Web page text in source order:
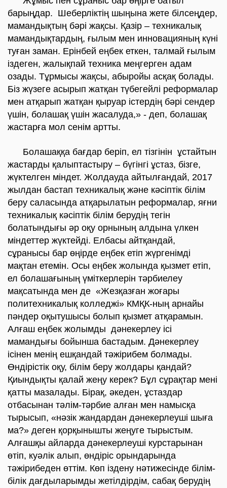
барыңдар. Шеберліктің шыңына жете білсеңдер,
мамандықтың бәрі жақсы. Қазір – техникалық
мамандықтардың, ғылым мен инновацияның күні
туған заман. Ерінбей еңбек еткен, талмай ғылым
іздеген, жалықпай техника меңгерген адам
озады. Тұрмысы жақсы, абыройы асқақ болады.
Біз жүзеге асырып жатқан түбегейлі реформалар
мен атқарып жатқан қыруар істердің бәрі сендер
үшін, болашақ үшін жасалуда,» - деп, болашақ
жастарға мол сенім артты.
Болашаққа бағдар беріп, ел тізгінін ұстайтын
жастарды қалыптастыру – бүгінгі ұстаз, бізге,
жүктелген міндет. Жолдауда айтылғандай, 2017
жылдан бастап техникалық және кәсіптік білім
беру саласында атқарылатын реформалар, яғни
техникалық кәсіптік білім берудің тегін
болатындығы әр оқу орнының алдына үлкен
міндеттер жүктейді. Елбасы айтқандай,
сұранысы бар өңірде еңбек етіп жүргенімді
мақтан етемін. Осы еңбек жолында қызмет етіп,
ел болашағының үміткерлерін тәрбиелеу
мақсатында мен де «Жезқазған жоғары
политехникалық колледжі» КМҚК-ның арнайы
пәндер оқытушысы болып қызмет атқарамын.
Алғаш еңбек жолымды дәнекерлеу ісі
мамандығы бойынша бастадым. Дәнекерлеу
ісінен менің ешқандай тәжірибем болмады.
Өндірістік оқу, білім беру жолдары қандай?
Қиындықты қалай жеңу керек? Бұл сұрақтар мені
қатты мазалады. Бірақ, әкеден, ұстаздар
отбасынан тәлім-тәрбие алған мен намысқа
тырысып, «нәзік жандардан дәнекерлеуші шыға
ма?» деген қорқынышты жеңуге тырыстым.
Алғашқы айларда дәнекерлеуші курстарынан
өтіп, куәлік алып, өндіріс орындарында
тәжірибеден өттім. Көп іздену нәтижесінде білім-
білік дағдыларымды жетілдірдім, сабақ берудің